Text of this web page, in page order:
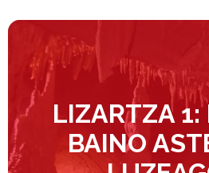
LIZARTZA 1:
BAINO